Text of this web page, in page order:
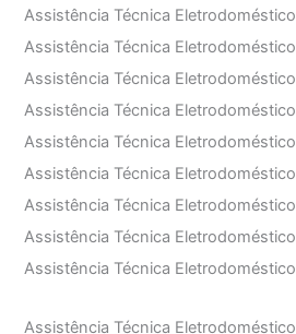
Assistência Técnica
Assistência Técnica
Assistência Técnica
Assistência Técnica
Assistência Técnica
Assistência Técnica
Assistência Técnica
Assistência Técnica
Assistência Técnica
Assistência Técnica